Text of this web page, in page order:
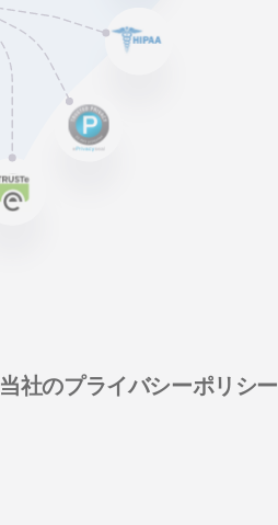
当社のプライバシーポリシー